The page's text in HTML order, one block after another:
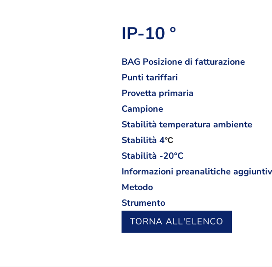
IP-10 °
BAG Posizione di fatturazione
Punti tariffari
Provetta primaria
Campione
Stabilità temperatura ambiente
Stabilità 4°C
Stabilità -20°C
Informazioni preanalitiche
Metodo
Strumento
TORNA ALL'ELENCO